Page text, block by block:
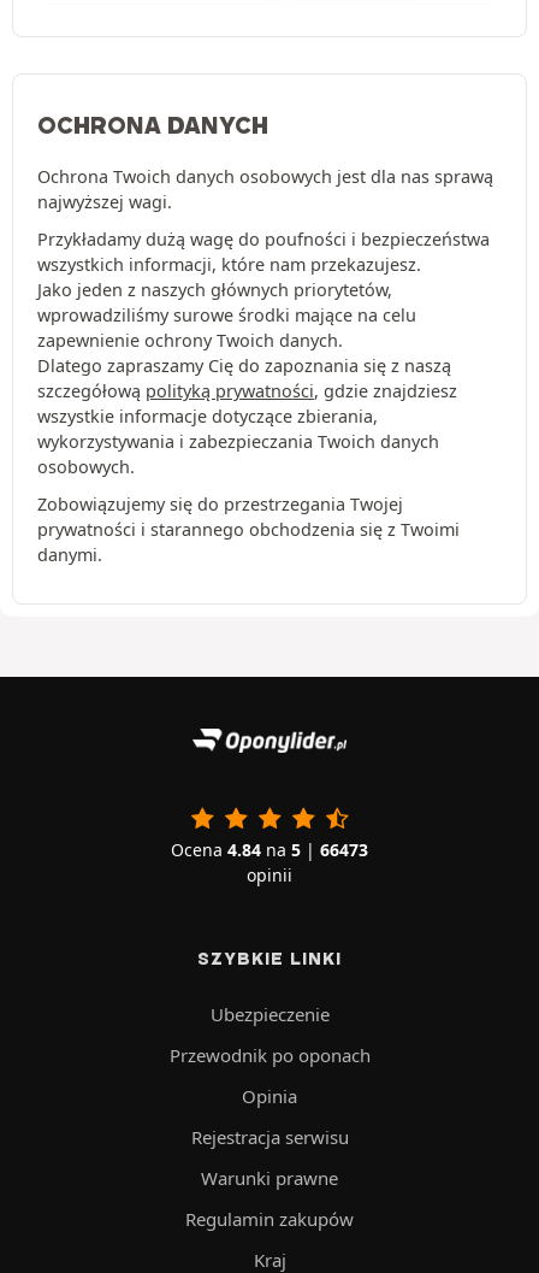
OCHRONA DANYCH
Ochrona Twoich danych osobowych jest dla nas sprawą
najwyższej wagi.
Przykładamy dużą wagę do poufności i bezpieczeństwa
wszystkich informacji, które nam przekazujesz.
Jako jeden z naszych głównych priorytetów,
wprowadziliśmy surowe środki mające na celu
zapewnienie ochrony Twoich danych.
Dlatego zapraszamy Cię do zapoznania się z naszą
szczegółową polityką prywatności, gdzie znajdziesz
wszystkie informacje dotyczące zbierania,
wykorzystywania i zabezpieczania Twoich danych
osobowych.
Zobowiązujemy się do przestrzegania Twojej
prywatności i starannego obchodzenia się z Twoimi
danymi.
Ocena 4.84 na 5 | 66473
opinii
SZYBKIE LINKI
Ubezpieczenie
Przewodnik po oponach
Opinia
Rejestracja serwisu
Warunki prawne
Regulamin zakupów
Kraj